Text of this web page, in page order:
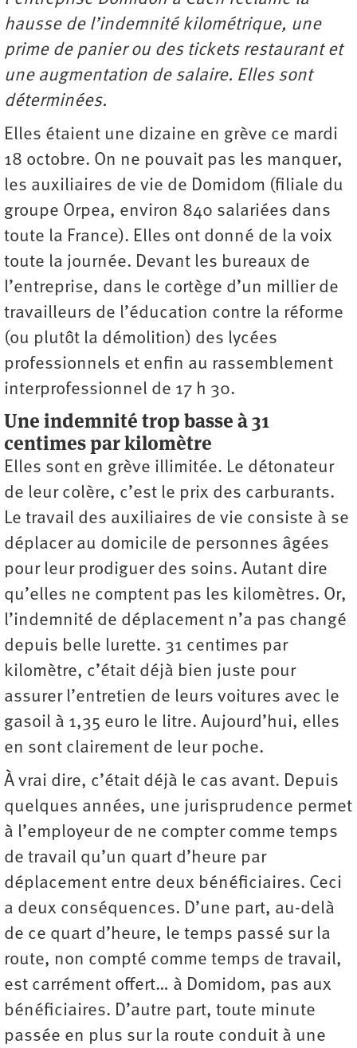
hausse de l’indemnité kilométrique, une
prime de panier ou des tickets restaurant et
une augmentation de salaire. Elles sont
déterminées.
Elles étaient une dizaine en grève ce mardi
18 octobre. On ne pouvait pas les manquer,
les auxiliaires de vie de Domidom (filiale du
groupe Orpea, environ 840 salariées dans
toute la France). Elles ont donné de la voix
toute la journée. Devant les bureaux de
l’entreprise, dans le cortège d’un millier de
travailleurs de l’éducation contre la réforme
(ou plutôt la démolition) des lycées
professionnels et enfin au rassemblement
interprofessionnel de 17 h 30.
Une indemnité trop basse à 31
centimes par kilomètre
Elles sont en grève illimitée. Le détonateur
de leur colère, c’est le prix des carburants.
Le travail des auxiliaires de vie consiste à se
déplacer au domicile de personnes âgées
pour leur prodiguer des soins. Autant dire
qu’elles ne comptent pas les kilomètres. Or,
l’indemnité de déplacement n’a pas changé
depuis belle lurette. 31 centimes par
kilomètre, c’était déjà bien juste pour
assurer l’entretien de leurs voitures avec le
gasoil à 1,35 euro le litre. Aujourd’hui, elles
en sont clairement de leur poche.
À vrai dire, c’était déjà le cas avant. Depuis
quelques années, une jurisprudence permet
à l’employeur de ne compter comme temps
de travail qu’un quart d’heure par
déplacement entre deux bénéficiaires. Ceci
a deux conséquences. D’une part, au-delà
de ce quart d’heure, le temps passé sur la
route, non compté comme temps de travail,
est carrément offert… à Domidom, pas aux
bénéficiaires. D’autre part, toute minute
passée en plus sur la route conduit à une